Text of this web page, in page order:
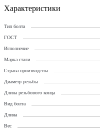
Характеристики
Тип болта
ГОСТ
Исполнение
Марка стали
Страна производства
Диаметр резьбы
Длина резьбового конца
Вид болта
Длина
Вес